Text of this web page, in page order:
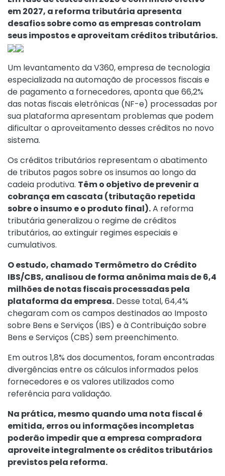
em 2027, a reforma tributária apresenta
desafios sobre como as empresas controlam
seus impostos e aproveitam créditos tributários.
Um levantamento da V360, empresa de tecnologia
especializada na automação de processos fiscais e
de pagamento a fornecedores, aponta que 66,2%
das notas fiscais eletrônicas (NF-e) processadas por
sua plataforma apresentam problemas que podem
dificultar o aproveitamento desses créditos no novo
sistema.
Os créditos tributários representam o abatimento
de tributos pagos sobre os insumos ao longo da
cadeia produtiva. Têm o objetivo de prevenir a
cobrança em cascata (tributação repetida
sobre o insumo e o produto final).A reforma
tributária generalizou o regime de créditos
tributários, ao extinguir regimes especiais e
cumulativos.
O estudo, chamado Termômetro do Crédito
IBS/CBS, analisou de forma anônima mais de 6,4
milhões de notas fiscais processadas pela
plataforma da empresa. Desse total, 64,4%
chegaram com os campos destinados ao Imposto
sobre Bens e Serviços (IBS) e à Contribuição sobre
Bens e Serviços (CBS) sem preenchimento.
Em outros 1,8% dos documentos, foram encontradas
divergências entre os cálculos informados pelos
fornecedores e os valores utilizados como
referência para validação.
Na prática, mesmo quando uma nota fiscal é
emitida, erros ou informações incompletas
poderão impedir que a empresa compradora
aproveite integralmente os créditos tributários
previstos pela reforma.